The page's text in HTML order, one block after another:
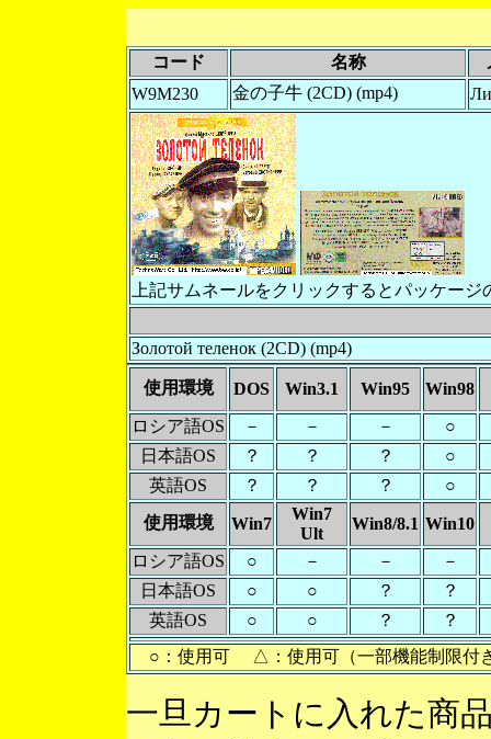
コード 名称
W9M230
金の子牛 (2CD) (mp4)
上記サムネールをクリックするとパッケー
Золотой теленок (2CD) (mp4)
使用環境 DOS Win3.1 Win95
Win98
ロシア語OS
－ － －
○
日本語OS
？ ？ ？
○
英語OS
？ ？ ？
○
使用環境
Win7
Win7
Ult
Win8/8.1 Win10
ロシア語OS
○ － －
－
日本語OS
○ ○ ？
？
英語OS
○ ○ ？
？
○：使用可 △：使用可（一部機能制限
一旦カートに入れた商